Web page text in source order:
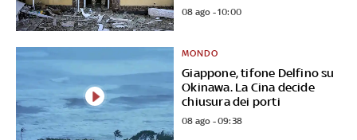
08 ago - 10:00
Giappone, tifone Delfino su
Okinawa. La Cina decide
chiusura dei porti
MONDO
08 ago - 09:38